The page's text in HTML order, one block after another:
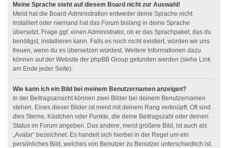
Meine Sprache steht auf diesem Board nicht zur Auswahl!
Meist hat die Board-Administration entweder deine Sprache nicht
installiert oder niemand hat das Forum bislang in deine Sprache
übersetzt. Frage ggf. einen Administrator, ob er das Sprachpaket, das du
benötigst, installieren kann. Falls es noch nicht existiert, würden wir uns
freuen, wenn du es übersetzen würdest. Weitere Informationen dazu
können auf der Website der phpBB Group gefunden werden (siehe Link
am Ende jeder Seite).
Wie kann ich ein Bild bei meinem Benutzernamen anzeigen?
In der Beitragsansicht können zwei Bilder bei deinem Benutzernamen
stehen. Eines dieser Bilder ist meist mit deinem Rang verknüpft: Oft sind
dies Sterne, Kästchen oder Punkte, die deine Beitragszahl oder deinen
Status im Forum angeben. Das andere, meist größere Bild, ist auch als
„Avatar“ bezeichnet. Es handelt sich hierbei in der Regel um ein
persönliches Bild, welches von Benutzer zu Benutzer unterschiedlich ist.